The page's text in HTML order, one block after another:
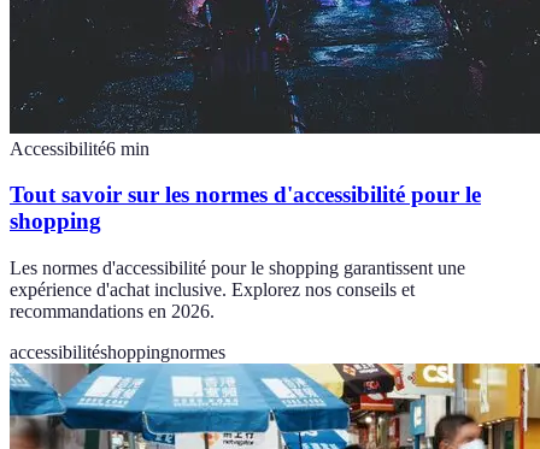
Accessibilité6 min
Tout savoir sur les normes d'accessibilité pour le
shopping
Les normes d'accessibilité pour le shopping garantissent une
expérience d'achat inclusive. Explorez nos conseils et
recommandations en 2026.
accessibilitéshoppingnormes